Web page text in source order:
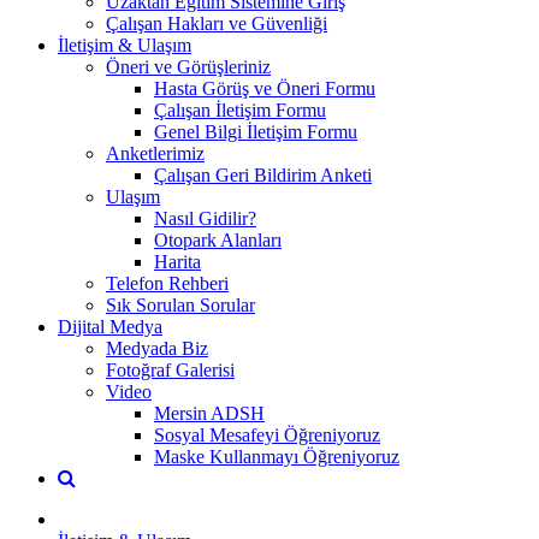
Çalışan Hakları ve Güvenliği
İletişim & Ulaşım
Öneri ve Görüşleriniz
Hasta Görüş ve Öneri Formu
Çalışan İletişim Formu
Genel Bilgi İletişim Formu
Anketlerimiz
Çalışan Geri Bildirim Anketi
Ulaşım
Nasıl Gidilir?
Otopark Alanları
Harita
Telefon Rehberi
Sık Sorulan Sorular
Dijital Medya
Medyada Biz
Fotoğraf Galerisi
Video
Mersin ADSH
Sosyal Mesafeyi Öğreniyoruz
Maske Kullanmayı Öğreniyoruz